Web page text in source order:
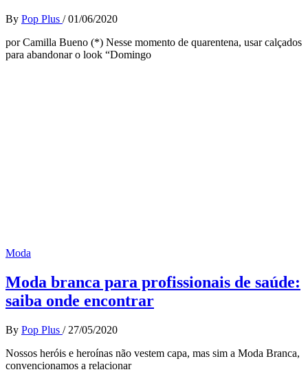
By Pop Plus / 01/06/2020
por Camilla Bueno (*) Nesse momento de quarentena, usar calçados
para abandonar o look “Domingo
Moda
Moda branca para profissionais de saúde:
saiba onde encontrar
By Pop Plus / 27/05/2020
Nossos heróis e heroínas não vestem capa, mas sim a Moda Branca,
convencionamos a relacionar